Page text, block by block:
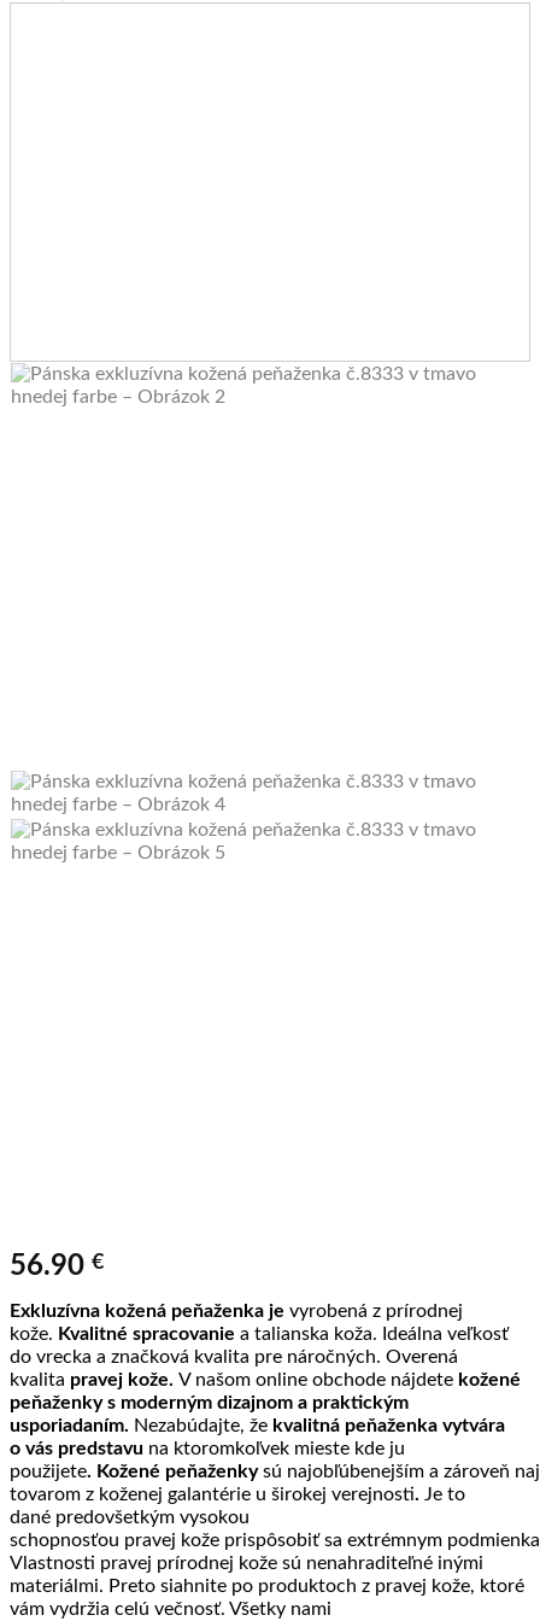
56.90 €
Exkluzívna kožená peňaženka je vyrobená z prírodnej
kože. Kvalitné spracovanie a talianska koža. Ideálna veľkosť
do vrecka a značková kvalita pre náročných. Overená
kvalita pravej kože. V našom online obchode nájdete kožené
peňaženkys moderným dizajnom a praktickým
usporiadaním. Nezabúdajte, že kvalitná peňaženka vytvára
o vás predstavu na ktoromkoľvek mieste kde ju
použijete. Kožené peňaženkysú najobľúbenejším a zároveň
tovarom z koženej galantérie u širokej verejnosti. Je to
dané predovšetkým vysokou
schopnosťou pravej kože prispôsobiť sa extrémnym
Vlastnosti pravej prírodnej kože sú nenahraditeľné inými
materiálmi. Preto siahnite po produktoch z pravej kože, ktoré
vám vydržia celú večnosť. Všetky nami